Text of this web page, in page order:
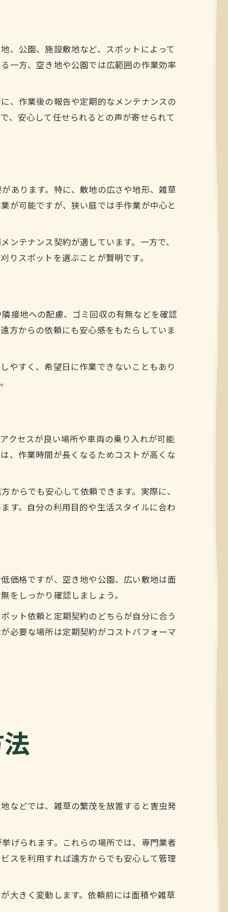
、公園、施設敷地など、スポットによって
一方、空き地や公園では広範囲の作業効率
、作業後の報告や定期的なメンテナンスの
、安心して任せられるとの声が寄せられて
あります。特に、敷地の広さや地形、雑草
が可能ですが、狭い庭では手作業が中心と
テナンス契約が適しています。一方で、
スポットを選ぶことが賢明です。
接地への配慮、ゴミ回収の有無などを確認
方からの依頼にも安心感をもたらしていま
やすく、希望日に作業できないこともあり
クセスが良い場所や車両の乗り入れが可能
、作業時間が長くなるためコストが高くな
らでも安心して依頼できます。実際に、
す。自分の利用目的や生活スタイルに合わ
価格ですが、空き地や公園、広い敷地は面
をしっかり確認しましょう。
ット依頼と定期契約のどちらが自分に合う
必要な場所は定期契約がコストパフォーマ
などでは、雑草の繁茂を放置すると害虫発
げられます。これらの場所では、専門業者
スを利用すれば遠方からでも安心して管理
大きく変動します。依頼前には面積や雑草